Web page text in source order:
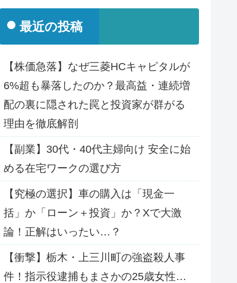
最近の投稿
【株価急落】なぜ三菱HCキャピタルが
6%超も暴落したのか？最高益・連続増
配の裏に隠された罠と投資家が群がる
理由を徹底解剖
【副業】30代・40代主婦向け 安全に始
める在宅ワークの選び方
【究極の選択】車の購入は「現金一
括」か「ローン＋投資」か？Xで大激
論！正解はいったい…？
【衝撃】栃木・上三川町の強盗殺人事
件！指示役逮捕もまさかの25歳女性…